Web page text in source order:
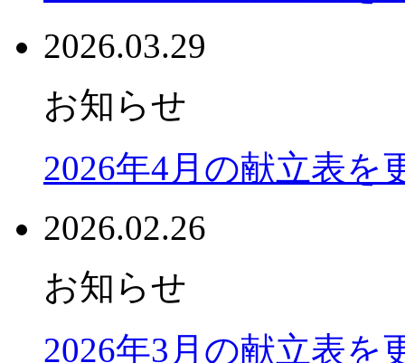
2026.03.29
お知らせ
2026年4月の献立表を
2026.02.26
お知らせ
2026年3月の献立表を